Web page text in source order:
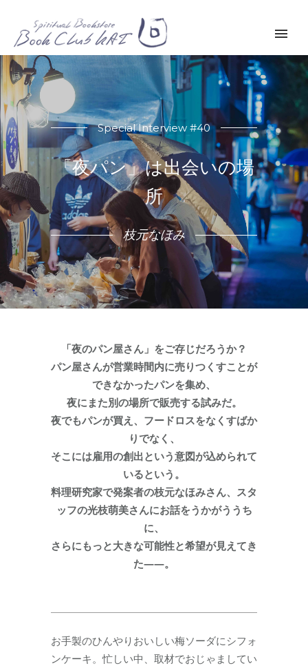
Special Interview #40
「夜パン」は出会いの場
所
枝元なほみ
「夜のパン屋さん」をご存じだろうか？
パン屋さんが営業時間内に売りつくすことが
できなかったパンを集め、
夜にまた別の場所で販売する試みだ。
夜でもパンが買え、フードロスをなくすばか
りでなく、
そこには雇用の創出という意図が込められて
いるという。
料理研究家で発案者の枝元なほみさん、スタ
ッフの光枝萌美さんにお話をうかがううち
に、
さらにもっと大きな可能性と希望が見えてき
た――。
お手製のひんやりおいしい梅ソーダにシフォ
ンケーキ。忙しい中、取材でおじゃましてい